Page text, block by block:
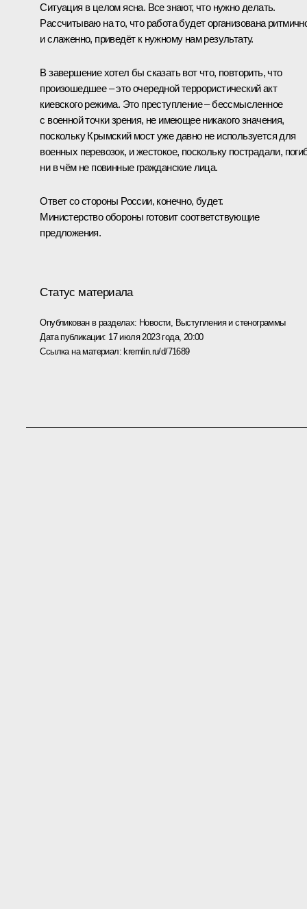
Ситуация в целом ясна. Все знают, что нужно делать.
Рассчитываю на то, что работа будет организована
и слаженно, приведёт к нужному нам результату.
В завершение хотел бы сказать вот что, повторить, что
произошедшее – это очередной террористический акт
киевского режима. Это преступление – бессмысленное
с военной точки зрения, не имеющее никакого значения,
поскольку Крымский мост уже давно не используется для
военных перевозок, и жестокое, поскольку пострадали,
ни в чём не повинные гражданские лица.
Ответ со стороны России, конечно, будет.
Министерство обороны готовит соответствующие
предложения.
Статус материала
Опубликован в разделах: Новости, Выступления и стенограммы
Дата публикации: 17 июля 2023 года, 20:00
Ссылка на материал: kremlin.ru/d/71689